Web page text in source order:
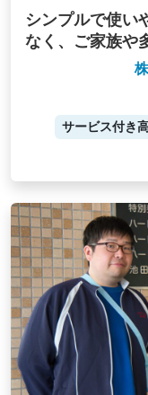
シンプルで使い
なく、ご家族や
サービス付き